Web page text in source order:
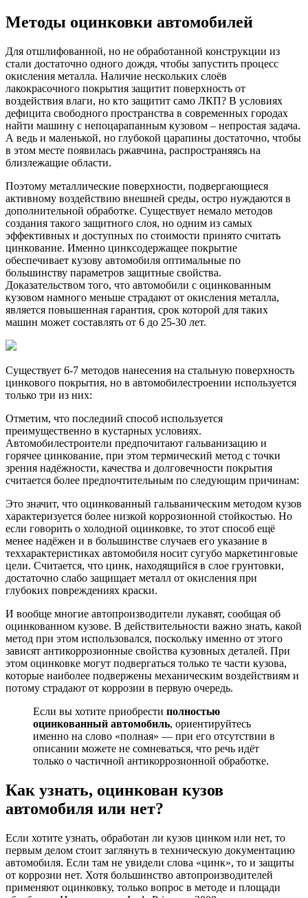
Методы оцинковки автомобилей
Для отшлифованной, но не обработанной конструкции из
стали достаточно одного дождя, чтобы запустить процесс
окисления металла. Наличие нескольких слоёв
лакокрасочного покрытия защитит поверхность от
воздействия влаги, но кто защитит само ЛКП? В условиях
дефицита свободного пространства в современных городах
найти машину с непоцарапанным кузовом – непростая задача.
А ведь и маленькой, но глубокой царапины достаточно, чтобы
в этом месте появилась ржавчина, распространяясь на
близлежащие области.
Поэтому металлические поверхности, подвергающиеся
активному воздействию внешней среды, остро нуждаются в
дополнительной обработке. Существует немало методов
создания такого защитного слоя, но одним из самых
эффективных и доступных по стоимости принято считать
цинкование. Именно цинксодержащее покрытие
обеспечивает кузову автомобиля оптимальные по
большинству параметров защитные свойства.
Доказательством того, что автомобили с оцинкованным
кузовом намного меньше страдают от окисления металла,
является повышенная гарантия, срок которой для таких
машин может составлять от 6 до 25-30 лет.
Существует 6-7 методов нанесения на стальную поверхность
цинкового покрытия, но в автомобилестроении используется
только три из них:
Отметим, что последний способ используется
преимущественно в кустарных условиях.
Автомобилестроители предпочитают гальванизацию и
горячее цинкование, при этом термический метод с точки
зрения надёжности, качества и долговечности покрытия
считается более предпочтительным по следующим причинам:
Это значит, что оцинкованный гальваническим методом кузов
характеризуется более низкой коррозионной стойкостью. Но
если говорить о холодной оцинковке, то этот способ ещё
менее надёжен и в большинстве случаев его указание в
теххарактеристиках автомобиля носит сугубо маркетинговые
цели. Считается, что цинк, находящийся в слое грунтовки,
достаточно слабо защищает металл от окисления при
глубоких повреждениях краски.
И вообще многие автопроизводители лукавят, сообщая об
оцинкованном кузове. В действительности важно знать, какой
метод при этом использовался, поскольку именно от этого
зависят антикоррозионные свойства кузовных деталей. При
этом оцинковке могут подвергаться только те части кузова,
которые наиболее подвержены механическим воздействиям и
потому страдают от коррозии в первую очередь.
Если вы хотите приобрести полностью
оцинкованный автомобиль, ориентируйтесь
именно на слово «полная» — при его отсутствии в
описании можете не сомневаться, что речь идёт
только о частичной антикоррозионной обработке.
Как узнать, оцинкован кузов
автомобиля или нет?
Если хотите узнать, обработан ли кузов цинком или нет, то
первым делом стоит заглянуть в техническую документацию
автомобиля. Если там не увидели слова «цинк», то и защиты
от коррозии нет. Хотя большинство автопроизводителей
применяют оцинковку, только вопрос в методе и площади